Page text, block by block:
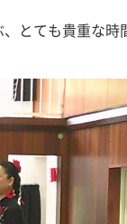
とても貴重な時